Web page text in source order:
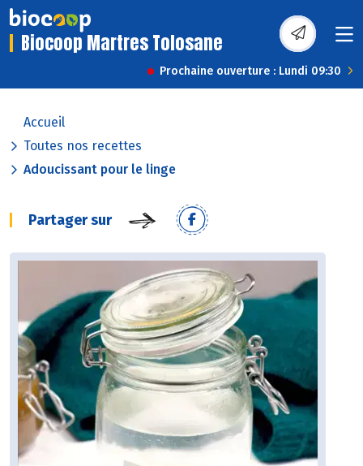
Biocoop Martres Tolosane
Prochaine ouverture : Lundi 09:30
Accueil
Toutes nos recettes
Adoucissant pour le linge
Partager sur